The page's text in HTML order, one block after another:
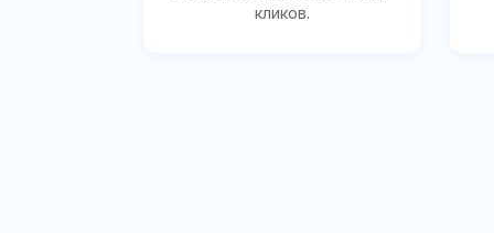
кликов.